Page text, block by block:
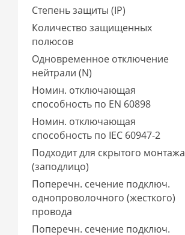
Степень защиты (IP)
Количество защищенных
полюсов
Одновременное отключение
нейтрали (N)
Номин. отключающая
способность по EN 60898
Номин. отключающая
способность по IEC 60947-2
Подходит для скрытого монтажа
(заподлицо)
Поперечн. сечение подключ.
однопроволочного (жесткого)
провода
Поперечн. сечение подключ.